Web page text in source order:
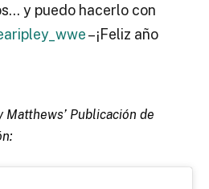
y puedo hacerlo con
– ¡Feliz año
Matthews’ Publicación de